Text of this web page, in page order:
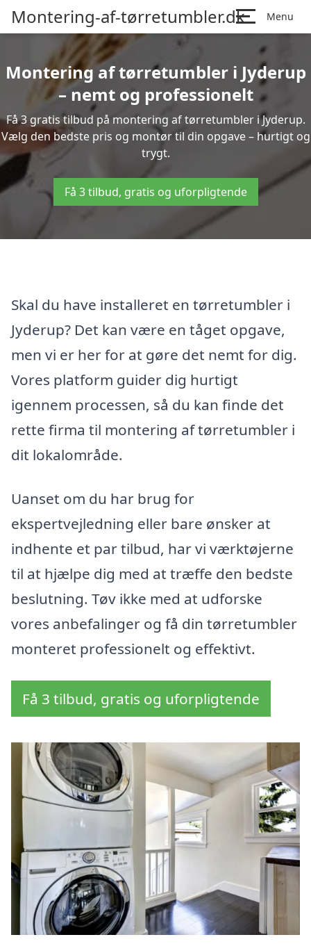
Montering-af-tørretumbler.dk Menu
Montering af tørretumbler i Jyderup
– nemt og professionelt
Få 3 gratis tilbud på montering af tørretumbler i Jyderup.
Vælg den bedste pris og montør til din opgave – hurtigt og
trygt.
Få 3 tilbud, gratis og uforpligtende
Skal du have installeret en tørretumbler i
Jyderup? Det kan være en tåget opgave,
men vi er her for at gøre det nemt for dig.
Vores platform guider dig hurtigt
igennem processen, så du kan finde det
rette firma til montering af tørretumbler i
dit lokalområde.
Uanset om du har brug for
ekspertvejledning eller bare ønsker at
indhente et par tilbud, har vi værktøjerne
til at hjælpe dig med at træffe den bedste
beslutning. Tøv ikke med at udforske
vores anbefalinger og få din tørretumbler
monteret professionelt og effektivt.
Få 3 tilbud, gratis og uforpligtende